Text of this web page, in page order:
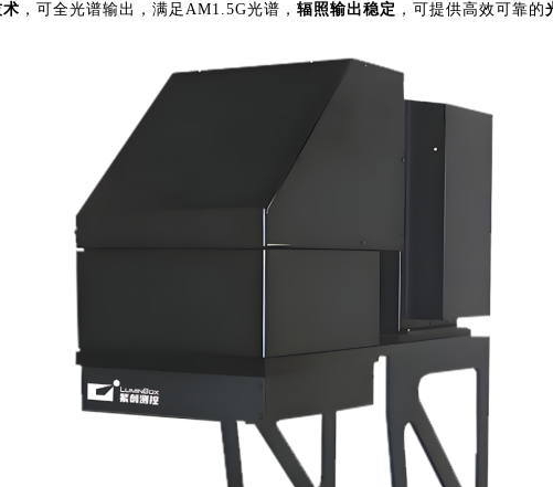
，可全光谱输出，满足 AM1.5G光谱， 辐照输出稳定 ，可提供高效可靠的